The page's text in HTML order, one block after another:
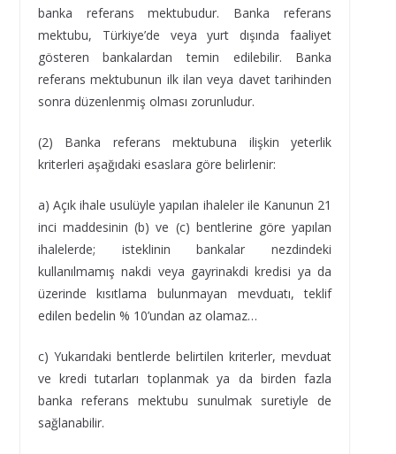
banka referans mektubudur. Banka referans
mektubu, Türkiye’de veya yurt dışında faaliyet
gösteren bankalardan temin edilebilir. Banka
referans mektubunun ilk ilan veya davet tarihinden
sonra düzenlenmiş olması zorunludur.
(2) Banka referans mektubuna ilişkin yeterlik
kriterleri aşağıdaki esaslara göre belirlenir:
a) Açık ihale usulüyle yapılan ihaleler ile Kanunun 21
inci maddesinin (b) ve (c) bentlerine göre yapılan
ihalelerde; isteklinin bankalar nezdindeki
kullanılmamış nakdi veya gayrinakdi kredisi ya da
üzerinde kısıtlama bulunmayan mevduatı, teklif
edilen bedelin % 10’undan az olamaz…
c) Yukarıdaki bentlerde belirtilen kriterler, mevduat
ve kredi tutarları toplanmak ya da birden fazla
banka referans mektubu sunulmak suretiyle de
sağlanabilir.